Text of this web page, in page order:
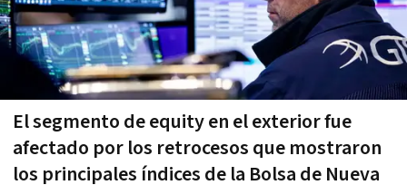
El segmento de equity en el exterior fue
afectado por los retrocesos que mostraron
los principales índices de la Bolsa de Nueva